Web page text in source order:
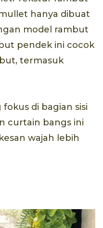
hanya dibuat
model rambut
pendek ini cocok
termasuk
di bagian sisi
curtain bangs ini
wajah lebih